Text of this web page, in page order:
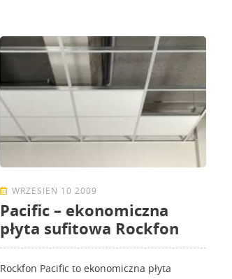
WRZESIEŃ 10 2009
Pacific – ekonomiczna
płyta sufitowa Rockfon
Rockfon Pacific to ekonomiczna płyta